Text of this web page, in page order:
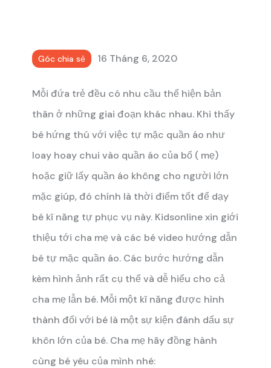
Góc chia sẻ 16 Tháng 6, 2020
Mỗi đứa trẻ đều có nhu cầu thể hiện bản
thân ở những giai đoạn khác nhau. Khi thấy
bé hứng thú với việc tự mặc quần áo như
loay hoay chui vào quần áo của bố ( mẹ)
hoặc giữ lấy quần áo không cho người lớn
mặc giúp, đó chính là thời điểm tốt để dạy
bé kĩ năng tự phục vụ này. Kidsonline xin giới
thiệu tới cha mẹ và các bé video hướng dẫn
bé tự mặc quần áo. Các bước hướng dẫn
kèm hình ảnh rất cụ thể và dễ hiểu cho cả
cha mẹ lẫn bé. Mỗi một kĩ năng được hình
thành đối với bé là một sự kiện đánh dấu sự
khôn lớn của bé. Cha mẹ hãy đồng hành
cùng bé yêu của mình nhé: